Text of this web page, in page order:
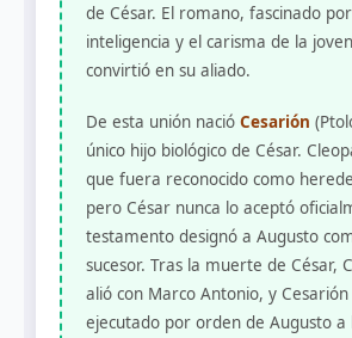
de César. El romano, fascinado
inteligencia y el carisma de la
convirtió en su aliado.
De esta unión nació Cesarión
único hijo biológico de César.
que fuera reconocido como
pero César nunca lo aceptó
testamento designó a Augusto
sucesor. Tras la muerte de César,
alió con Marco Antonio, y
ejecutado por orden de Augusto a